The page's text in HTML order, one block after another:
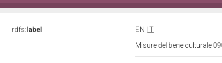
rdfs: label EN
IT
Misure del bene culturale